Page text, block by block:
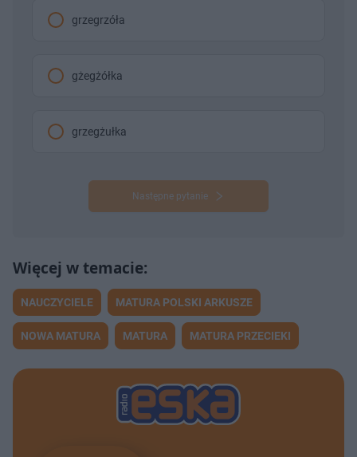
grzegrzóła
gżegżółka
grzegżułka
Następne pytanie
NAUCZYCIELE MATURA POLSKI ARKUSZE
NOWA MATURA MATURA MATURA PRZECIEKI